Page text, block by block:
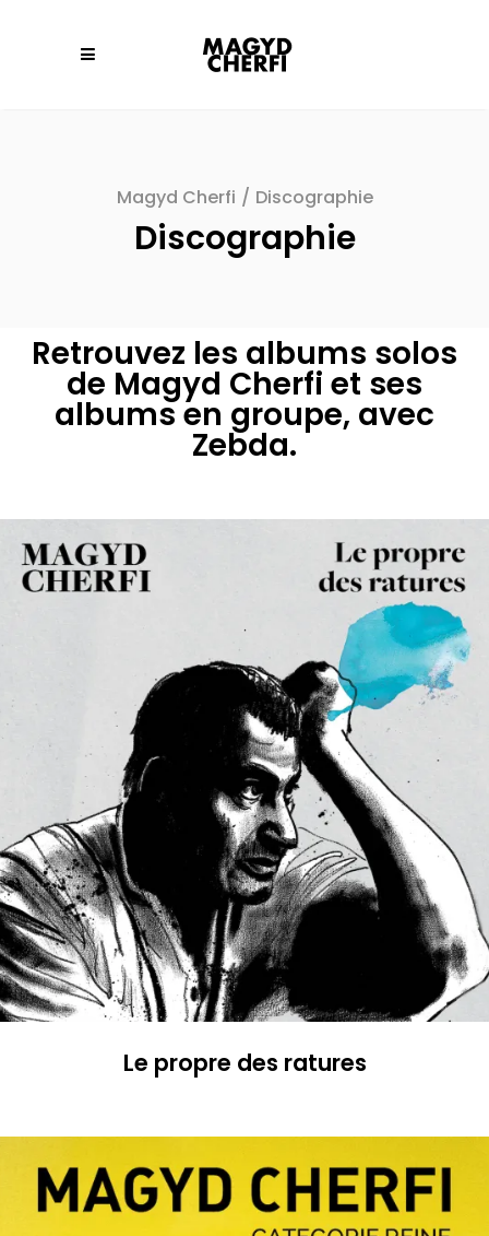
Magyd Cherfi / Discographie
Discographie
Retrouvez les albums solos
de Magyd Cherfi et ses
albums en groupe, avec
Zebda.
Le propre des ratures